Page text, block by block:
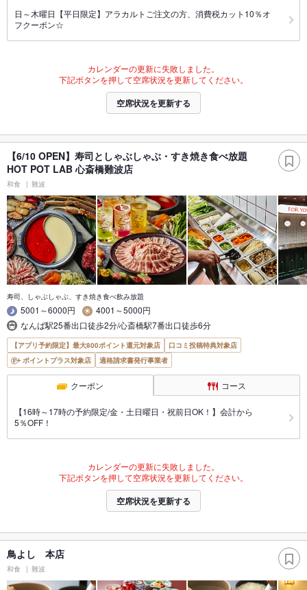
日～木曜日【平日限定】アラカルトご注文の方、消費税カット10％オ
フクーポン☆
カレンダーの更新に失敗しました。
下記ボタンを押して空席状況を更新してください。
空席状況を更新する
【6/10 OPEN】寿司としゃぶしゃぶ・すき焼き食べ放題
HOT POT LAB 心斎橋難波店
和食 難波
寿司、しゃぶしゃぶ、すき焼き食べ飲み放題
5001～6000円
4001～5000円
なんば駅25番出口徒歩2分/心斎橋駅7番出口徒歩6分
【アプリ予約限定】最大800ポイント還元対象店
口コミ投稿特典対象店
ポイントプラス対象店
適格請求書発行事業者
クーポン コース
【16時～17時の予約限定/金・土日曜日・祝前日OK！】会計から
5％OFF！
カレンダーの更新に失敗しました。
下記ボタンを押して空席状況を更新してください。
空席状況を更新する
鳥よし 本店
和食 難波